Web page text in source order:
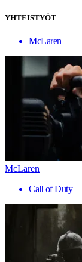
YHTEISTYÖT
McLaren
McLaren
Call of Duty